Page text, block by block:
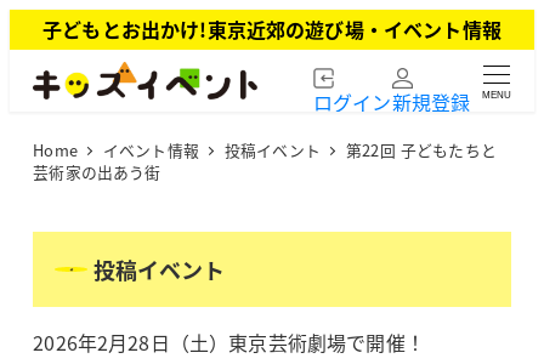
イ
子どもとお出かけ!東京近郊の遊び場・イベント情報
ログイン新規登録 MENU
Home イベント情報 投稿イベント
第22回 子どもたちと
芸術家の出あう街
投稿イベント
2026年2月28日（土）東京芸術劇場で開催！